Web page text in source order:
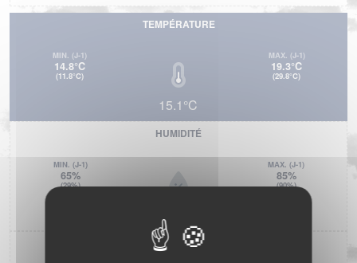
TEMPÉRATURE
MIN.(J-1)
14.8°C
(11.8°C)
15.1°C
MAX. (J-1)
19.3°C
(29.8°C)
HUMIDITÉ
MIN.(J-1)
65%
(29%)
MAX.(J-1)
85%
(90%)
PRESSION ATMOSPHÉRIQUE